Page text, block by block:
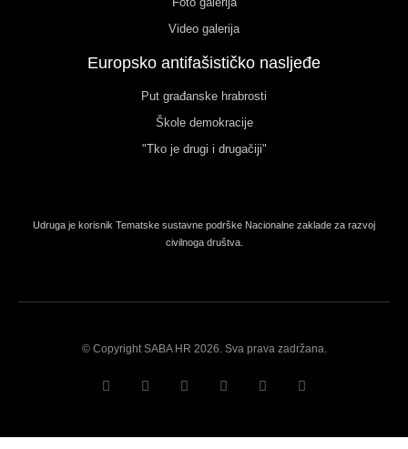
Video galerija
Europsko antifašističko nasljeđe
Put građanske hrabrosti
Škole demokracije
"Tko je drugi i drugačiji"
Udruga je korisnik Tematske sustavne podrške Nacionalne zaklade za razvoj
civilnoga društva.
© Copyright SABA HR 2026. Sva prava zadržana.